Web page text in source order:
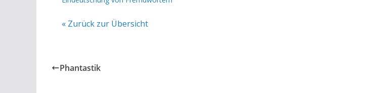
« Zurück zur Übersicht
Phantastik